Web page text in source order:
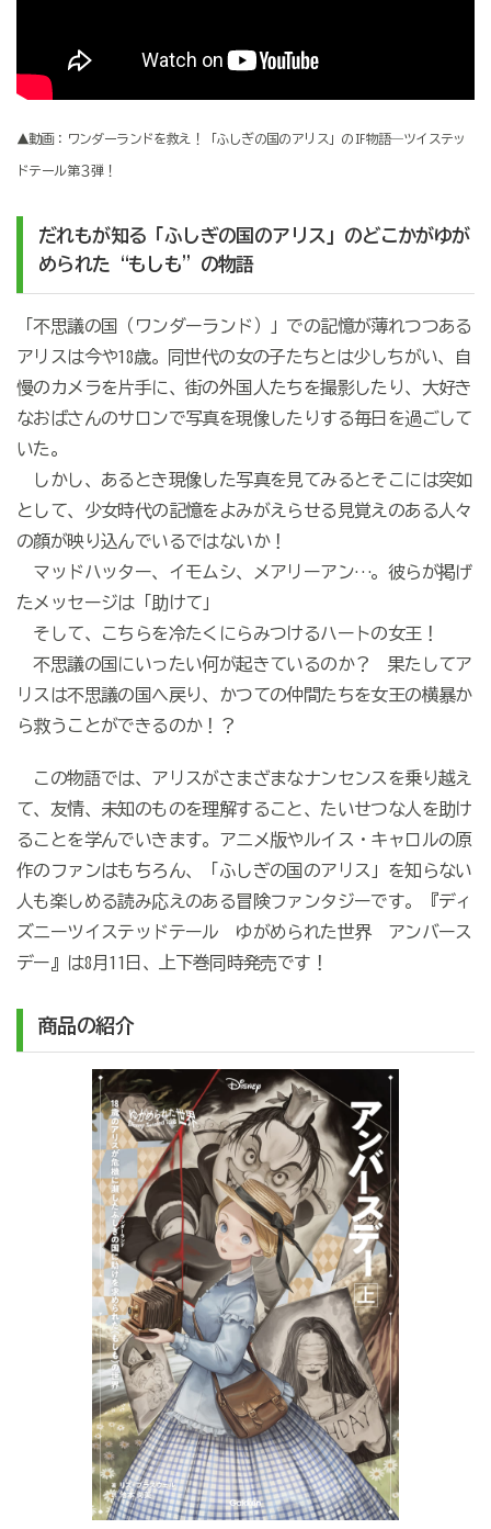
▲動画：ワンダーランドを救え！「ふしぎの国のアリス」のIF物語―ツイステッ
ドテール第３弾！
だれもが知る「ふしぎの国のアリス」のどこかがゆが
められた“もしも”の物語
「不思議の国（ワンダーランド）」での記憶が薄れつつある
アリスは今や18歳。同世代の女の子たちとは少しちがい、自
慢のカメラを片手に、街の外国人たちを撮影したり、大好き
なおばさんのサロンで写真を現像したりする毎日を過ごして
いた。
しかし、あるとき現像した写真を見てみるとそこには突如
として、少女時代の記憶をよみがえらせる見覚えのある人々
の顔が映り込んでいるではないか！
マッドハッター、イモムシ、メアリーアン…。彼らが掲げ
たメッセージは「助けて」
そして、こちらを冷たくにらみつけるハートの女王！
不思議の国にいったい何が起きているのか？ 果たしてア
リスは不思議の国へ戻り、かつての仲間たちを女王の横暴か
ら救うことができるのか！？
この物語では、アリスがさまざまなナンセンスを乗り越え
て、友情、未知のものを理解すること、たいせつな人を助け
ることを学んでいきます。アニメ版やルイス・キャロルの原
作のファンはもちろん、「ふしぎの国のアリス」を知らない
人も楽しめる読み応えのある冒険ファンタジーです。『ディ
ズニーツイステッドテール ゆがめられた世界 アンバース
デー』は8月11日、上下巻同時発売です！
商品の紹介